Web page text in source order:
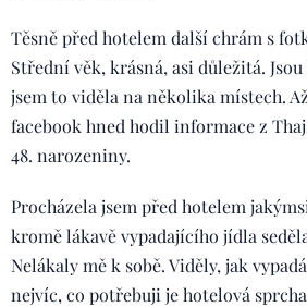
Těsně před hotelem další chrám s
Střední věk, krásná, asi důležitá.
jsem to viděla na několika místech.
facebook hned hodil informace z
48. narozeniny.
Procházela jsem před hotelem
kromě lákavě vypadajícího jídla
Nelákaly mě k sobě. Viděly, jak
nejvíc, co potřebuji je hotelová